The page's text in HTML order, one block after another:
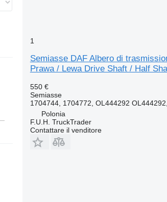
1
Semiasse DAF Albero di
Prawa / Lewa Drive Shaft / Half
550 €
Semiasse
1704744, 1704772, OL444292
Polonia
F.U.H. TruckTrader
Contattare il venditore